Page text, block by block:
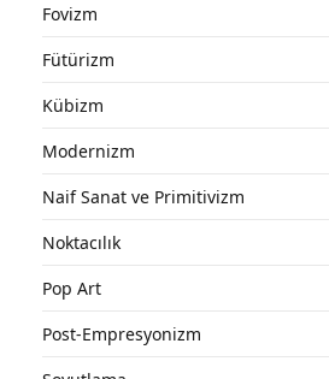
Fovizm
Fütürizm
Kübizm
Modernizm
Naif Sanat ve Primitivizm
Noktacılık
Pop Art
Post-Empresyonizm